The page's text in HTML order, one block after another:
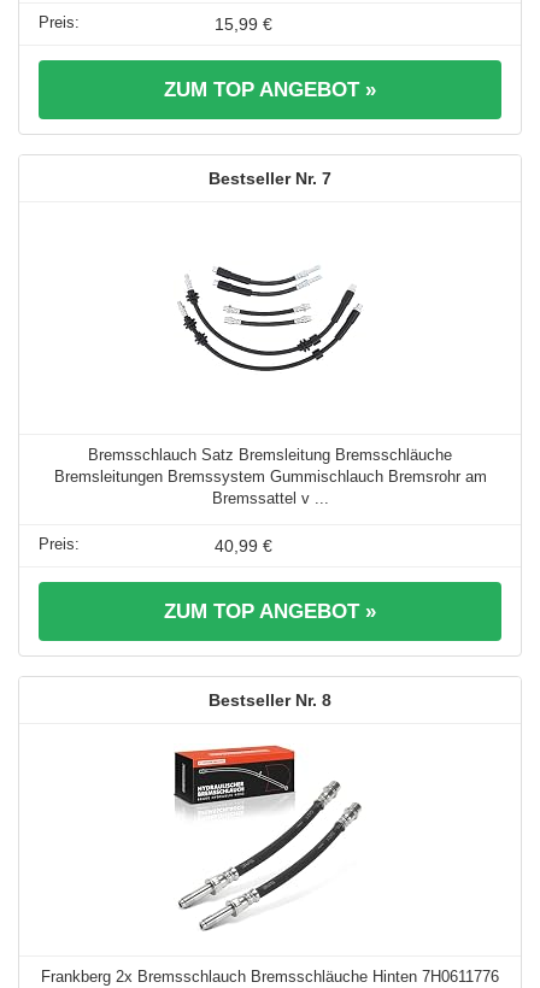
15,99 €
ZUM TOP ANGEBOT »
7
Bremsschlauch Satz Bremsleitung Bremsschläuche
Bremsleitungen Bremssystem Gummischlauch Bremsrohr am
Bremssattel v ...
40,99 €
ZUM TOP ANGEBOT »
8
Frankberg 2x Bremsschlauch Bremsschläuche Hinten 7H0611776